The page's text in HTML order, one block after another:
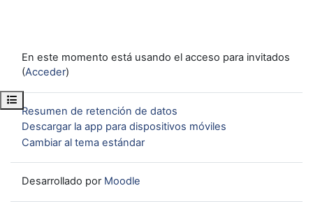
Abrir índice del curso
En este momento está usando el acceso para invitados
(Acceder)
Resumen de retención de datos
Descargar la app para dispositivos móviles
Cambiar al tema estándar
Desarrollado por Moodle